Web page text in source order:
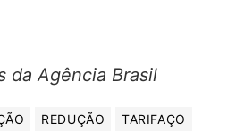
da Agência Brasil
REDUÇÃO
TARIFAÇO